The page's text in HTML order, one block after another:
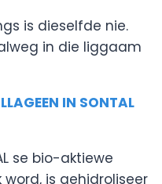
is dieselfde nie.
in die liggaam
IN SONTAL
se bio-aktiewe
is gehidroliseer